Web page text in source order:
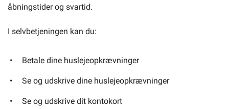
åbningstider og svartid.
I selvbetjeningen kan du:
Betale dine huslejeopkrævninger
Se og udskrive dine huslejeopkrævninger
Se og udskrive dit kontokort